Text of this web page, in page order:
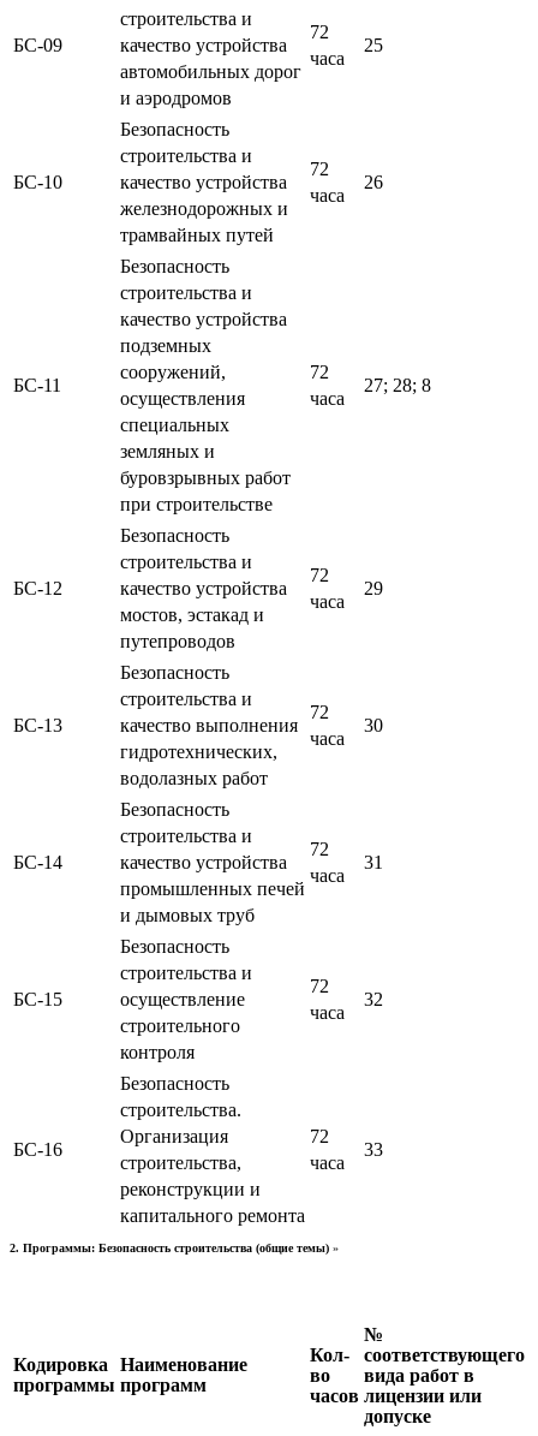
БС-09
строительства и
качество устройства
автомобильных дорог
и аэродромов
72
часа
25
БС-10
Безопасность
строительства и
качество устройства
железнодорожных и
трамвайных путей
72
часа
26
БС-11
Безопасность
строительства и
качество устройства
подземных
сооружений,
осуществления
специальных
земляных и
буровзрывных работ
при строительстве
72
часа
27; 28; 8
БС-12
Безопасность
строительства и
качество устройства
мостов, эстакад и
путепроводов
72
часа
29
БС-13
Безопасность
строительства и
качество выполнения
гидротехнических,
водолазных работ
72
часа
30
БС-14
Безопасность
строительства и
качество устройства
промышленных печей
и дымовых труб
72
часа
31
БС-15
Безопасность
строительства и
осуществление
строительного
контроля
72
часа
32
БС-16
Безопасность
строительства.
Организация
строительства,
реконструкции и
капитального ремонта
72
часа
33
2. Программы: Безопасность строительства (общие темы) »
Кодировка
программы
Наименование
программ
Кол-
во
часов
№
соответствующего
вида работ в
лицензии или
допуске